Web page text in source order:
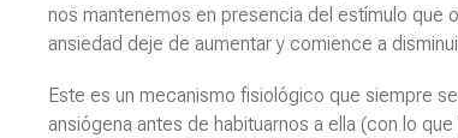
nos mantenemos en presencia del estímulo que
ansiedad deje de aumentar y comience a
Este es un mecanismo fisiológico que siempre
ansiógena antes de habituarnos a ella (con lo